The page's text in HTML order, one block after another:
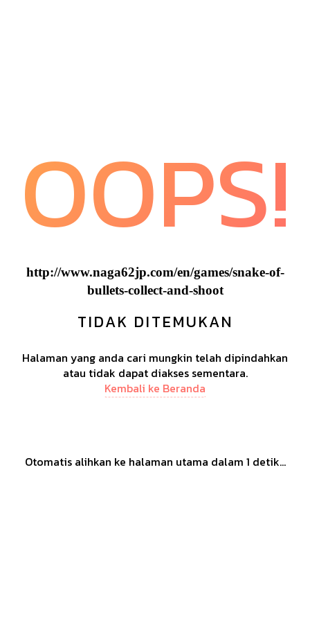
OOPS!
http://www.naga62jp.com/en/games/snake-of-
bullets-collect-and-shoot
TIDAK DITEMUKAN
Halaman yang anda cari mungkin telah dipindahkan
atau tidak dapat diakses sementara.
Kembali ke Beranda
Otomatis alihkan ke halaman utama dalam 1 detik...